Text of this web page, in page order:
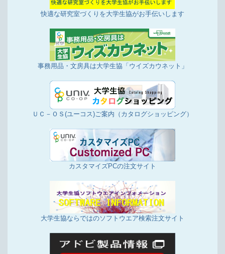
快適な研究室づくりを大学生協がお手伝いします
事務用品・文房具は大学生協「ウイズカウネット」
ＵＣ－ＯＳ(ユーコス)ご案内（カタログショッピング）
カスタマイズPCの注文サイト
大学生協ならではのソフトウエア検索注文サイト